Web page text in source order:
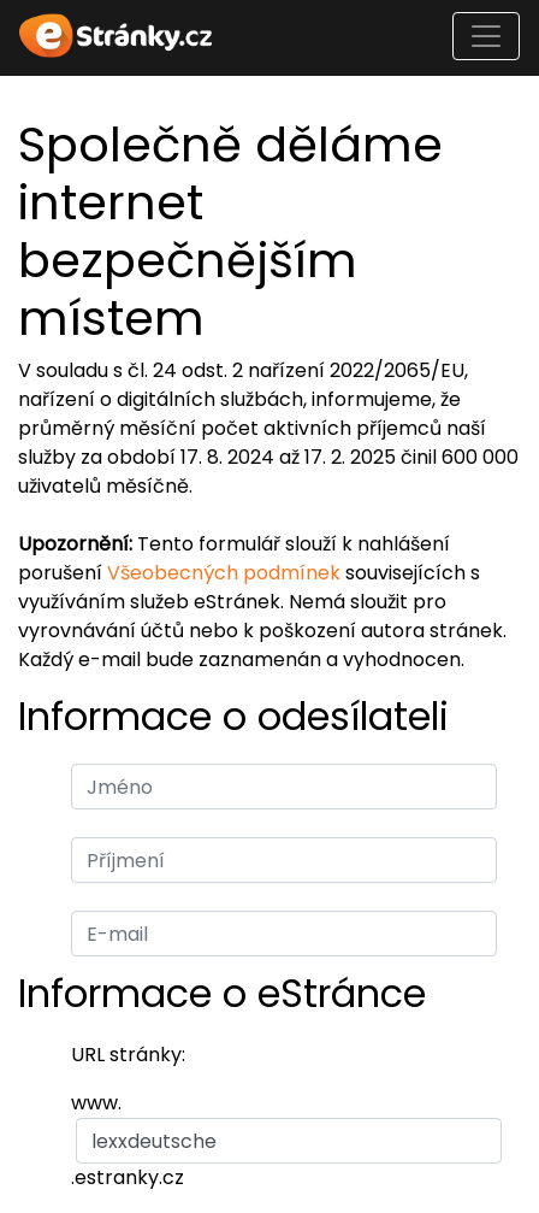
Společně děláme
internet
bezpečnějším
místem
V souladu s čl. 24 odst. 2 nařízení 2022/2065/EU,
nařízení o digitálních službách, informujeme, že
průměrný měsíční počet aktivních příjemců naší
služby za období 17. 8. 2024 až 17. 2. 2025 činil 600 000
uživatelů měsíčně.
Upozornění: Tento formulář slouží k nahlášení
porušeníVšeobecných podmíneksouvisejících s
využíváním služeb eStránek. Nemá sloužit pro
vyrovnávání účtů nebo k poškození autora stránek.
Každý e-mail bude zaznamenán a vyhodnocen.
Informace o odesílateli
Informace o eStránce
URL stránky:
www.
.estranky.cz